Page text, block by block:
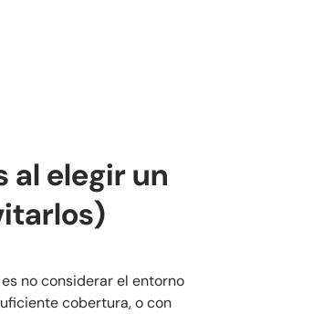
al elegir un
no considerar el entorno
cobertura, o con